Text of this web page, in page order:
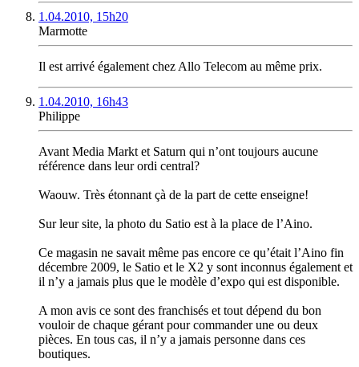
1.04.2010, 15h20
Marmotte
Il est arrivé également chez Allo Telecom au même prix.
1.04.2010, 16h43
Philippe
Avant Media Markt et Saturn qui n’ont toujours aucune
référence dans leur ordi central?
Waouw. Très étonnant çà de la part de cette enseigne!
Sur leur site, la photo du Satio est à la place de l’Aino.
Ce magasin ne savait même pas encore ce qu’était l’Aino fin
décembre 2009, le Satio et le X2 y sont inconnus également et
il n’y a jamais plus que le modèle d’expo qui est disponible.
A mon avis ce sont des franchisés et tout dépend du bon
vouloir de chaque gérant pour commander une ou deux
pièces. En tous cas, il n’y a jamais personne dans ces
boutiques.